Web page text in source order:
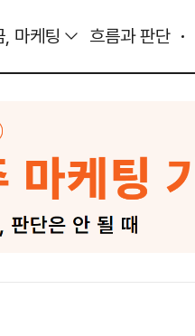
, 마케팅 흐름과 판단